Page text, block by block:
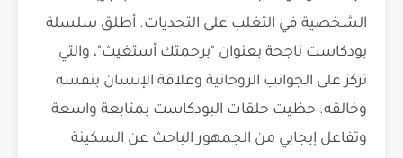
الشخصية في التغلب على التحديات. أطلق سلسلة
بودكاست ناجحة بعنوان "برحمتك أستغيث"، والتي
تركز على الجوانب الروحانية وعلاقة الإنسان بنفسه
وخالقه. حظيت حلقات البودكاست بمتابعة واسعة
وتفاعل إيجابي من الجمهور الباحث عن السكينة